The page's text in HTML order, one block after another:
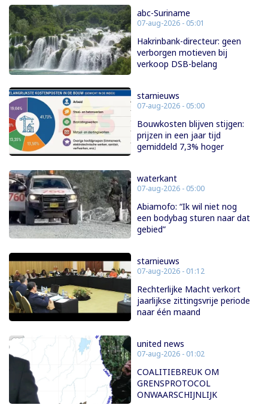
abc-Suriname
07-aug-2026 - 05:01
Hakrinbank-directeur: geen
verborgen motieven bij
verkoop DSB-belang
starnieuws
07-aug-2026 - 05:00
Bouwkosten blijven stijgen:
prijzen in een jaar tijd
gemiddeld 7,3% hoger
waterkant
07-aug-2026 - 05:00
Abiamofo: “Ik wil niet nog
een bodybag sturen naar dat
gebied”
starnieuws
07-aug-2026 - 01:12
Rechterlijke Macht verkort
jaarlijkse zittingsvrije periode
naar één maand
united news
07-aug-2026 - 01:02
COALITIEBREUK OM
GRENSPROTOCOL
ONWAARSCHIJNLIJK